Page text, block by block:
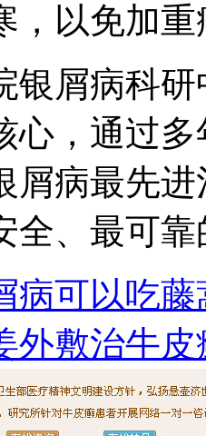
，以免加
银屑病科
心，通过
屑病最先
全、最可
病可以吃藤
外敷治牛皮